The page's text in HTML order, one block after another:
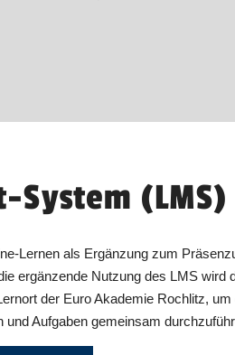
System (LMS)
Lernen als Ergänzung zum
ergänzende Nutzung des LMS wird
der Euro Akademie Rochlitz,
Aufgaben gemeinsam